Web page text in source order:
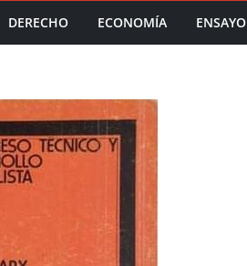
DERECHO ECONOMÍA ENSAYO